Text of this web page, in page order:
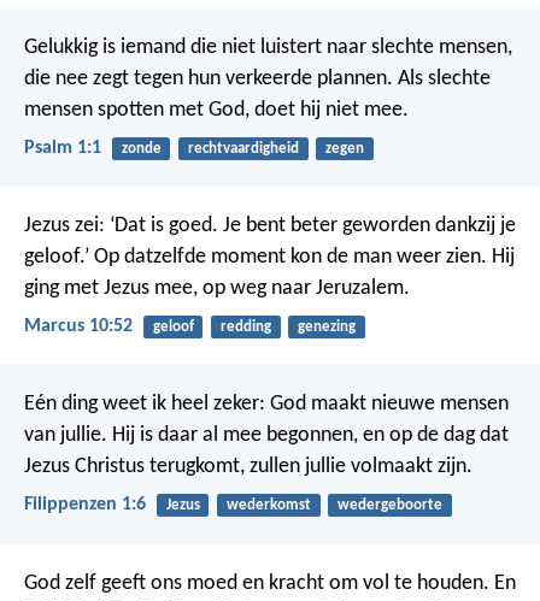
Gelukkig is iemand die niet luistert naar slechte mensen,
die nee zegt tegen hun verkeerde plannen. Als slechte
mensen spotten met God, doet hij niet mee.
Psalm 1:1 zonde rechtvaardigheid zegen
Jezus zei: ‘Dat is goed. Je bent beter geworden dankzij je
geloof.’ Op datzelfde moment kon de man weer zien. Hij
ging met Jezus mee, op weg naar Jeruzalem.
Marcus 10:52 geloof redding genezing
Eén ding weet ik heel zeker: God maakt nieuwe mensen
van jullie. Hij is daar al mee begonnen, en op de dag dat
Jezus Christus terugkomt, zullen jullie volmaakt zijn.
Filippenzen 1:6 Jezus wederkomst wedergeboorte
God zelf geeft ons moed en kracht om vol te houden. En